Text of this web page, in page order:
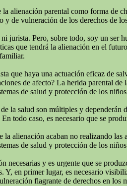
la alienación parental como forma
de vulneración de los derechos de
jurista. Pero, sobre todo, soy un ser
que tendrá la alienación en el
que haya una actuación eficaz de
de afecto? La herida parental
de salud y protección de los
la salud son múltiples y
todo caso, es necesario que se
la alienación acaban no realizando
de salud y protección de los
necesarias y es urgente que se
Y, en primer lugar, es necesario
flagrante de derechos en los